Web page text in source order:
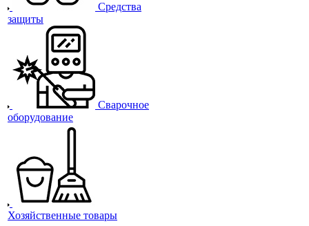
Средства
защиты
Сварочное
оборудование
Хозяйственные товары